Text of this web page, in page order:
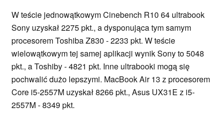
W teście jednowątkowym Cinebench R10 64 ultrabook
Sony uzyskał 2275 pkt., a dysponująca tym samym
procesorem Toshiba Z830 - 2233 pkt. W teście
wielowątkowym tej samej aplikacji wynik Sony to 5048
pkt., a Toshiby - 4821 pkt. Inne ultrabooki mogą się
pochwalić dużo lepszymi. MacBook Air 13 z procesorem
Core i5-2557M uzyskał 8266 pkt., Asus UX31E z i5-
2557M - 8349 pkt.